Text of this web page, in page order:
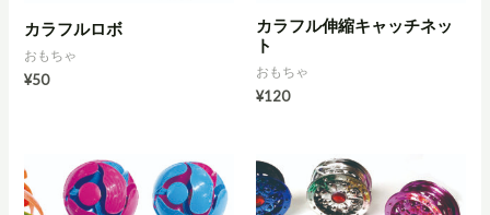
カラフルロボ
おもちゃ
¥50
カラフル伸縮キャッチネッ
ト
おもちゃ
¥120